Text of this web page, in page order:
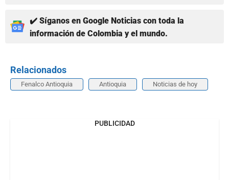
✔️ Síganos en Google Noticias con toda la
información de Colombia y el mundo.
Relacionados
Fenalco Antioquia Antioquia Noticias de hoy
PUBLICIDAD